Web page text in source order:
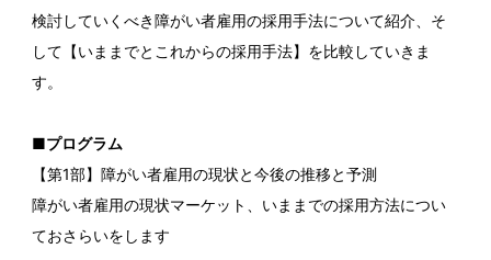
検討していくべき障がい者雇用の採用手法について紹介、そ
して【いままでとこれからの採用手法】を比較していきま
す。
■プログラム
【第1部】障がい者雇用の現状と今後の推移と予測
障がい者雇用の現状マーケット、いままでの採用方法につい
ておさらいをします